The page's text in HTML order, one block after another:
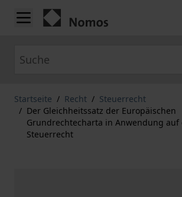
Zum Inhalt springen
Startseite / Recht / Steuerrecht
/ Der Gleichheitssatz der Europäischen
Grundrechtecharta in Anwendung auf
Steuerrecht